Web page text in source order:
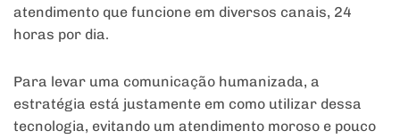
atendimento que funcione em diversos canais, 24
horas por dia.
Para levar uma comunicação humanizada, a
estratégia está justamente em como utilizar dessa
tecnologia, evitando um atendimento moroso e pouco